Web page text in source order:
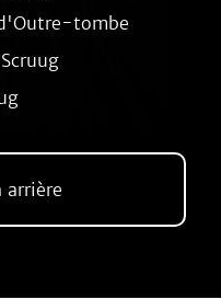
tombe
arrière